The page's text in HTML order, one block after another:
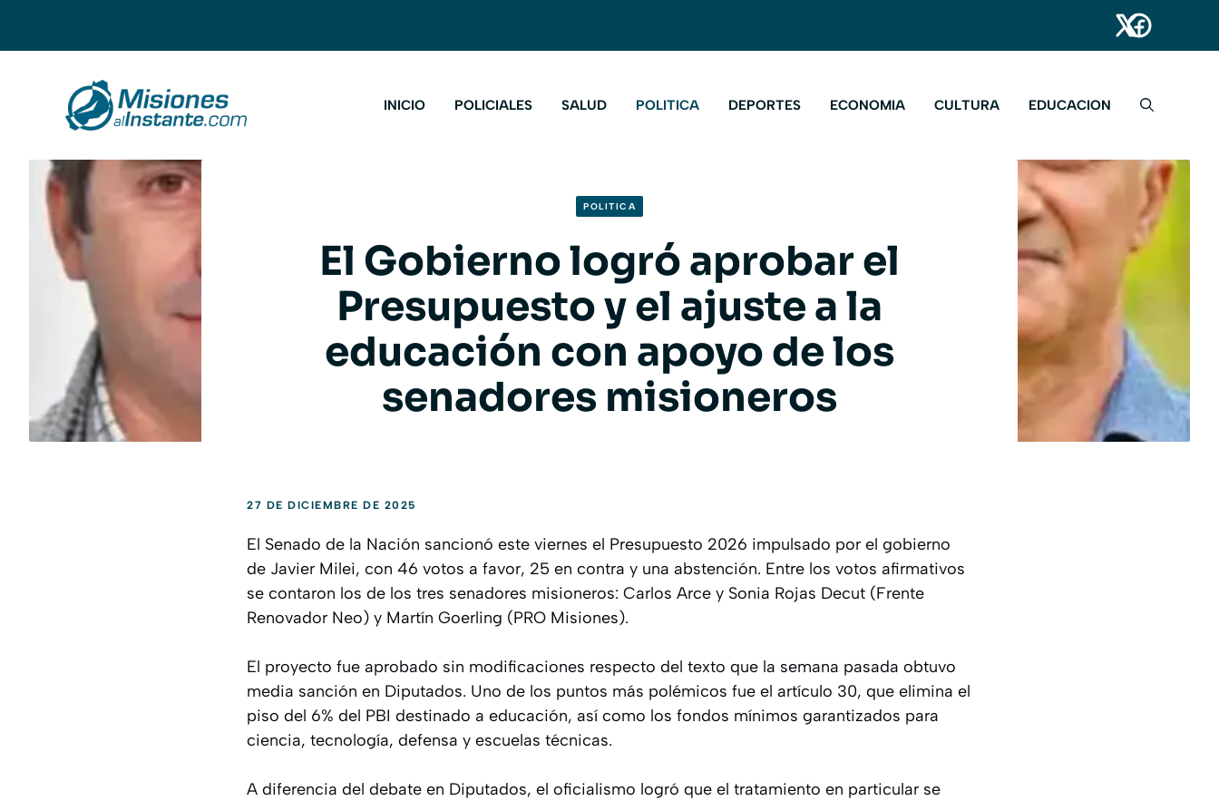
INICIO POLICIALES SALUD POLITICA DEPORTES ECONOMIA CULTURA EDUCACION
POLITICA
El Gobierno logró aprobar el
Presupuesto y el ajuste a la
educación con apoyo de los
senadores misioneros
27 DE DICIEMBRE DE 2025
El Senado de la Nación sancionó este viernes el Presupuesto 2026 impulsado por el gobierno
de Javier Milei, con 46 votos a favor, 25 en contra y una abstención. Entre los votos afirmativos
se contaron los de los tres senadores misioneros: Carlos Arce y Sonia Rojas Decut (Frente
Renovador Neo) y Martín Goerling (PRO Misiones).
El proyecto fue aprobado sin modificaciones respecto del texto que la semana pasada obtuvo
media sanción en Diputados. Uno de los puntos más polémicos fue el artículo 30, que elimina el
piso del 6% del PBI destinado a educación, así como los fondos mínimos garantizados para
ciencia, tecnología, defensa y escuelas técnicas.
A diferencia del debate en Diputados, el oficialismo logró que el tratamiento en particular se